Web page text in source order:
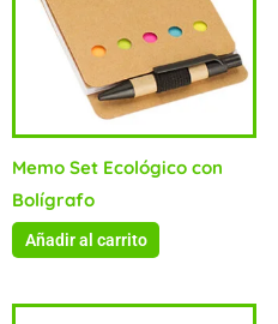
Memo Set Ecológico con
Bolígrafo
Añadir al carrito